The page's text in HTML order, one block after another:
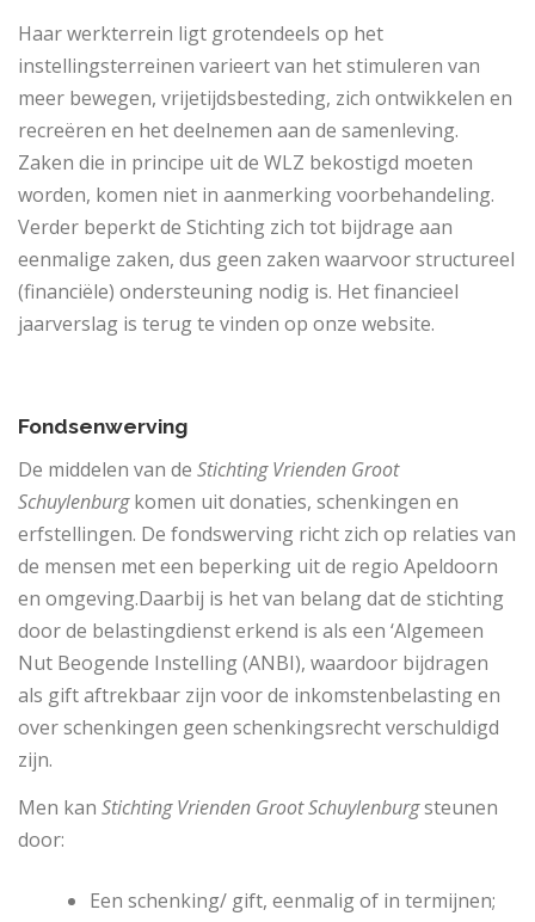
Haar werkterrein ligt grotendeels op het
instellingsterreinen varieert van het stimuleren van
meer bewegen, vrijetijdsbesteding, zich ontwikkelen en
recreëren en het deelnemen aan de samenleving.
Zaken die in principe uit de WLZ bekostigd moeten
worden, komen niet in aanmerking voorbehandeling.
Verder beperkt de Stichting zich tot bijdrage aan
eenmalige zaken, dus geen zaken waarvoor structureel
(financiële) ondersteuning nodig is. Het financieel
jaarverslag is terug te vinden op onze website.
Fondsenwerving
De middelen van de Stichting Vrienden Groot
Schuylenburgkomen uit donaties, schenkingen en
erfstellingen. De fondswerving richt zich op relaties van
de mensen met een beperking uit de regio Apeldoorn
en omgeving.Daarbij is het van belang dat de stichting
door de belastingdienst erkend is als een ‘Algemeen
Nut Beogende Instelling (ANBI), waardoor bijdragen
als gift aftrekbaar zijn voor de inkomstenbelasting en
over schenkingen geen schenkingsrecht verschuldigd
zijn.
Men kan Stichting Vrienden Groot Schuylenburgsteunen
door:
Een schenking/ gift, eenmalig of in termijnen;